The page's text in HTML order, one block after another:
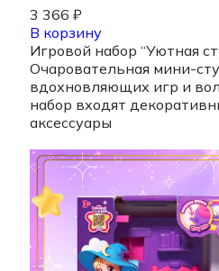
3 366 ₽
В корзину
Игровой набор “Уютная
Очаровательная мини-
вдохновляющих игр и
набор входят
аксессуары